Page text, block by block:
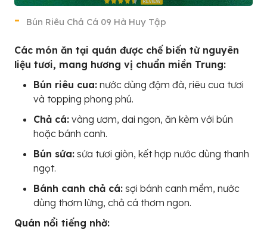
Bún Riêu Chả Cá 09 Hà Huy Tập
Các món ăn tại quán được chế biến từ nguyên
liệu tươi, mang hương vị chuẩn miền Trung:
Bún riêu cua: nước dùng đậm đà, riêu cua tươi
và topping phong phú.
Chả cá: vàng ươm, dai ngon, ăn kèm với bún
hoặc bánh canh.
Bún sứa: sứa tươi giòn, kết hợp nước dùng thanh
ngọt.
Bánh canh chả cá: sợi bánh canh mềm, nước
dùng thơm lừng, chả cá thơm ngon.
Quán nổi tiếng nhờ: